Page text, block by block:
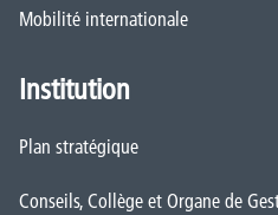
Mobilité internationale
Institution
Plan stratégique
Conseils, Collège et Organe de